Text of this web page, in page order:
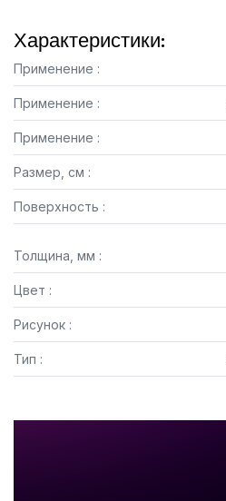
Характеристики:
Применение :
Применение :
Применение :
Размер, см :
Поверхность :
Толщина, мм :
Цвет :
Рисунок :
Тип :